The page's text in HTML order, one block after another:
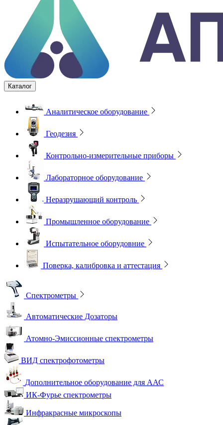
Каталог
Аналитическое оборудование
Геодезия
Контрольно-измерительные приборы
Лабораторное оборудование
Неразрушающий контроль
Промышленное оборудование
Испытательное оборудовние
Поверка, калибровка и аттестация
Спектрометры
Автоматические Дозаторы
Атомно-Эмиссионные спектрометры
ВИД спектрофотометры
Дополнительное оборудование для ААС
ИК-Фурье спектрометры
Инфракрасные микроскопы